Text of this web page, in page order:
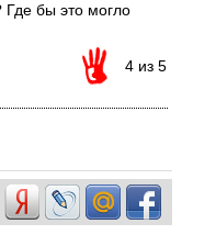
Где бы это могло
4 из 5